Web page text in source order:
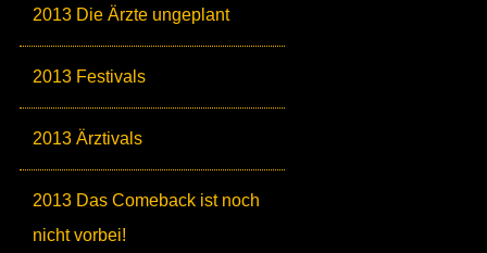
2013 Die Ärzte ungeplant
2013 Festivals
2013 Ärztivals
2013 Das Comeback ist noch
nicht vorbei!